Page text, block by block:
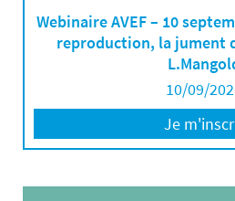
Webinaire AVEF – 10
reproduction, la jument
10/09/
Je